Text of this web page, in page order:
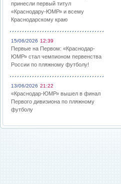
принесли первый титул
«Краснодару-ЮМР» и всему
Краснодарскому краю
15/06/2026 12:39
Первые на Первом: «Краснодар-
ЮМР» стал чемпионом первенства
России по пляжному футболу!
13/06/2026 21:22
«Краснодар-ЮМР» вышел в финал
Первого дивизиона по пляжному
футболу